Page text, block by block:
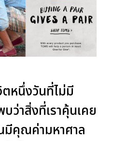
หนึ่งวันที่ไม่มี
บว่าสิ่งที่เราคุ้นเคย
มีคุณค่ามหาศาล